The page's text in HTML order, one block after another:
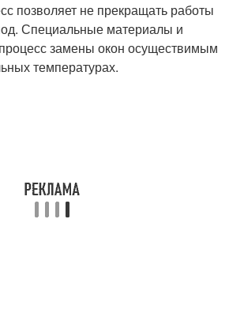
позволяет не прекращать работы
Специальные материалы и
замены окон осуществимым
температурах.